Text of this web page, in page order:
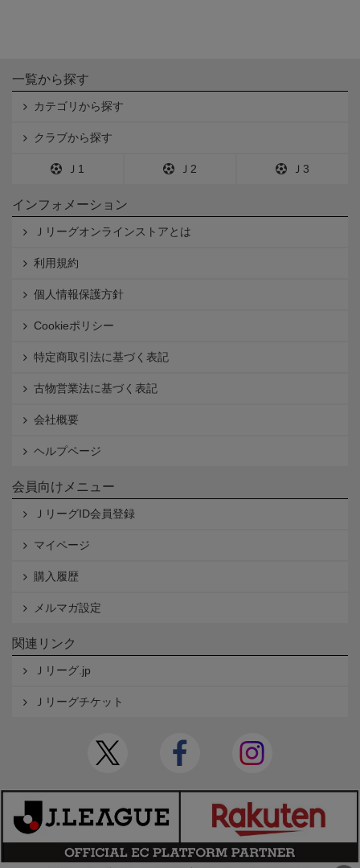
一覧から探す
カテゴリから探す
クラブから探す
Ｊ1 Ｊ2 Ｊ3
インフォメーション
Ｊリーグオンラインストアとは
利用規約
個人情報保護方針
Cookieポリシー
特定商取引法に基づく表記
古物営業法に基づく表記
会社概要
ヘルプページ
会員向けメニュー
ＪリーグID会員登録
マイページ
購入履歴
メルマガ設定
関連リンク
Ｊリーグ.jp
Ｊリーグチケット